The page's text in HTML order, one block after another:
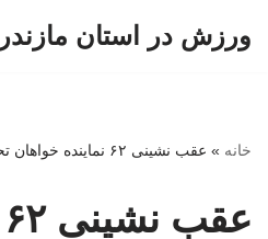
ورزش در استان
خانه » عقب نشینی ۶۲ نماینده خواهان تحصن مقابل مجلس